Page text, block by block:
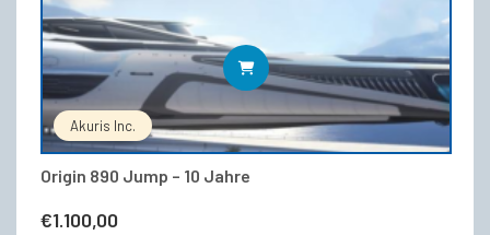
Akuris Inc.
Origin 890 Jump – 10 Jahre
€1.100,00
WEITERLESEN